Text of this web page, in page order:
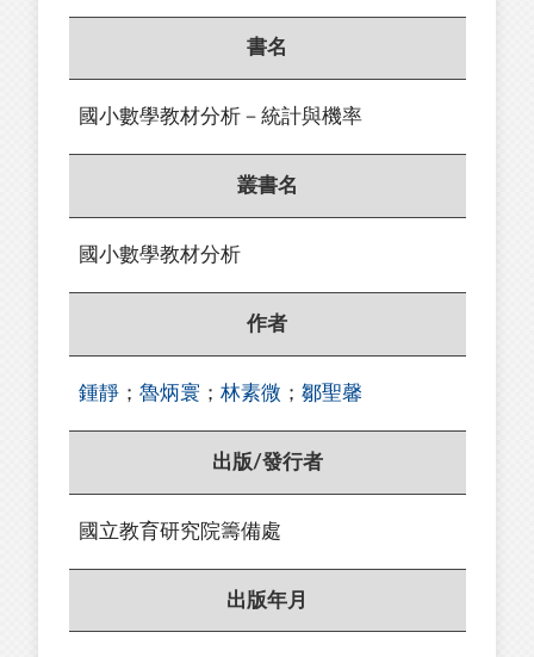
書名
國小數學教材分析－統計與機率
叢書名
國小數學教材分析
作者
鍾靜 ； 魯炳寰 ； 林素微 ； 鄒聖馨
出版/發行者
國立教育研究院籌備處
出版年月